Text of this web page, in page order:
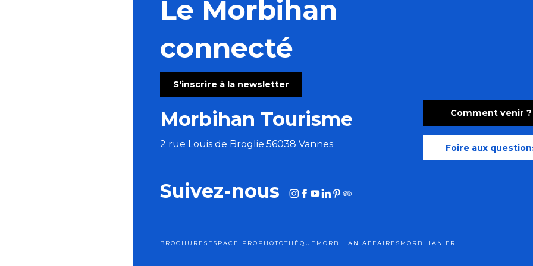
Le Morbihan
connecté
S'inscrire à la newsletter
Morbihan Tourisme
2 rue Louis de Broglie 56038 Vannes
Comment venir ?
Foire aux
Suivez-nous
BROCHURES ESPACE PRO PHOTOTHÈQUE MORBIHAN AFFAIRES MORBIHAN.FR